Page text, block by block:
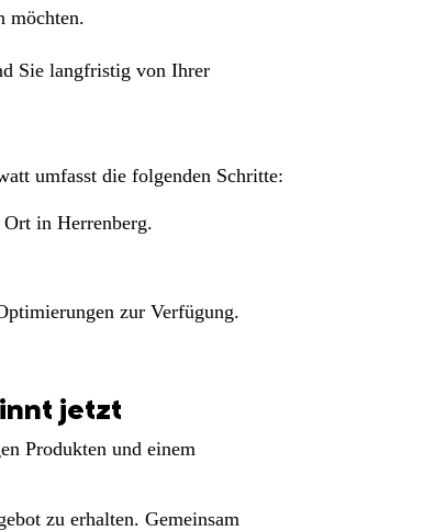
möchten.
Sie langfristig von Ihrer
umfasst die folgenden Schritte:
in Herrenberg.
zur Verfügung.
jetzt
Produkten und einem
zu erhalten. Gemeinsam